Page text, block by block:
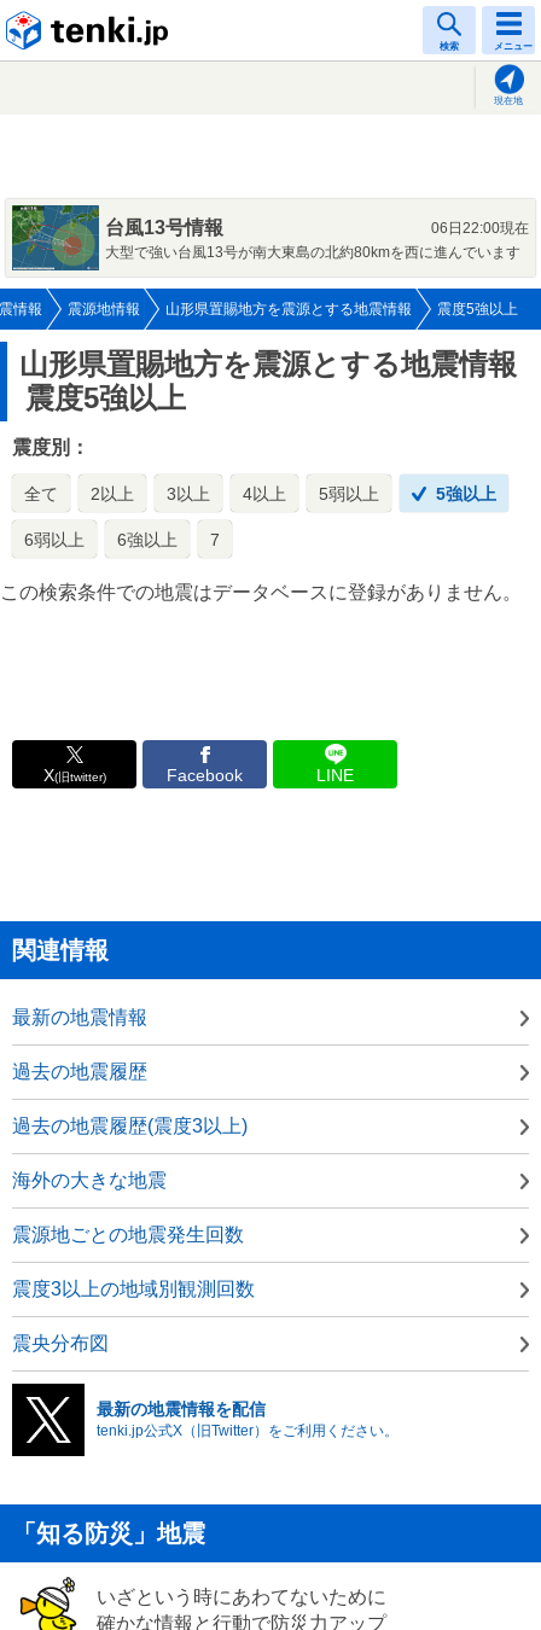
検索 メニュー
現在地
台風13号情報
06日22:00現在
大型で強い台風13号が南大東島の北約80kmを西に進んでいます
情報 震源地情報 山形県置賜地方を震源とする地震情報 震度5強以上
山形県置賜地方を震源とする地震情報
震度5強以上
震度別：
全て 2以上 3以上 4以上 5弱以上 5強以上
6弱以上 6強以上 7
この検索条件での地震はデータベースに登録がありません。
X(旧twitter) Facebook LINE
関連情報
最新の地震情報
過去の地震履歴
過去の地震履歴(震度3以上)
海外の大きな地震
震源地ごとの地震発生回数
震度3以上の地域別観測回数
震央分布図
最新の地震情報を配信
tenki.jp公式X（旧Twitter）をご利用ください。
「知る防災」地震
いざという時にあわてないために
確かな情報と行動で防災力アップ